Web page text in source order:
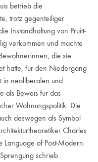
betrieb die
trotz gegenteiliger
Instandhaltung von Pruitt-
verkommen und machte
die sie
hatte, für den Niedergang
in neoliberalen und
als Beweis für das
Wohnungspolitik. Die
deswegen als Symbol
Charles
Language of Post-Modern
schrieb